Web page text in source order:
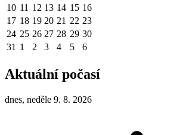
10 11 12 13 14 15 16
17 18 19 20 21 22 23
24 25 26 27 28 29 30
31 1 2 3 4 5 6
Aktuální počasí
dnes, neděle 9. 8. 2026